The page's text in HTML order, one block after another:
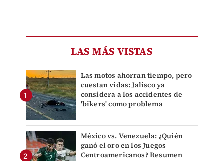
LAS MÁS VISTAS
Las motos ahorran tiempo, pero
cuestan vidas: Jalisco ya
considera a los accidentes de
'bikers' como problema
México vs. Venezuela: ¿Quién
ganó el oro en los Juegos
Centroamericanos? Resumen